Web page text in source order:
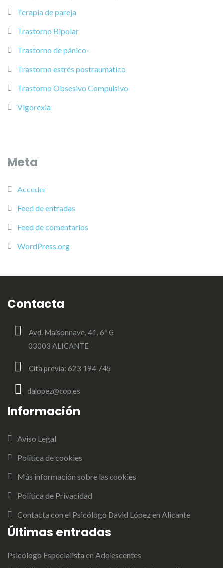
Terapia de pareja
Trastorno Bipolar
Trastorno de pánico-
Trastorno estrés postraumático
Trastorno Obsesivo Compulsivo
Vigorexia
Meta
Acceder
Feed de entradas
Feed de comentarios
WordPress.org
Contacta
Avd. Maisonnave, 41, 6º G
03003 ALICANTE
Cita previa: 623 194 745
dalopez@cop.es
Información
Aviso Legal
Política de cookies
Más información sobre las cookies
Política de Privacidad
Contacta con el Psicólogo David López en Alicante
Últimas entradas
Psicólogo Especialista en Adolescentes